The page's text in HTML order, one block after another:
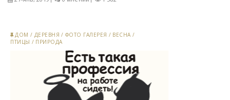
ДОМ / ДЕРЕВНЯ / ФОТО ГАЛЕРЕЯ / ВЕСНА /
ПТИЦЫ / ПРИРОДА